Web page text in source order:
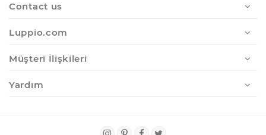
Contact us
Luppio.com
Müşteri İlişkileri
Yardım